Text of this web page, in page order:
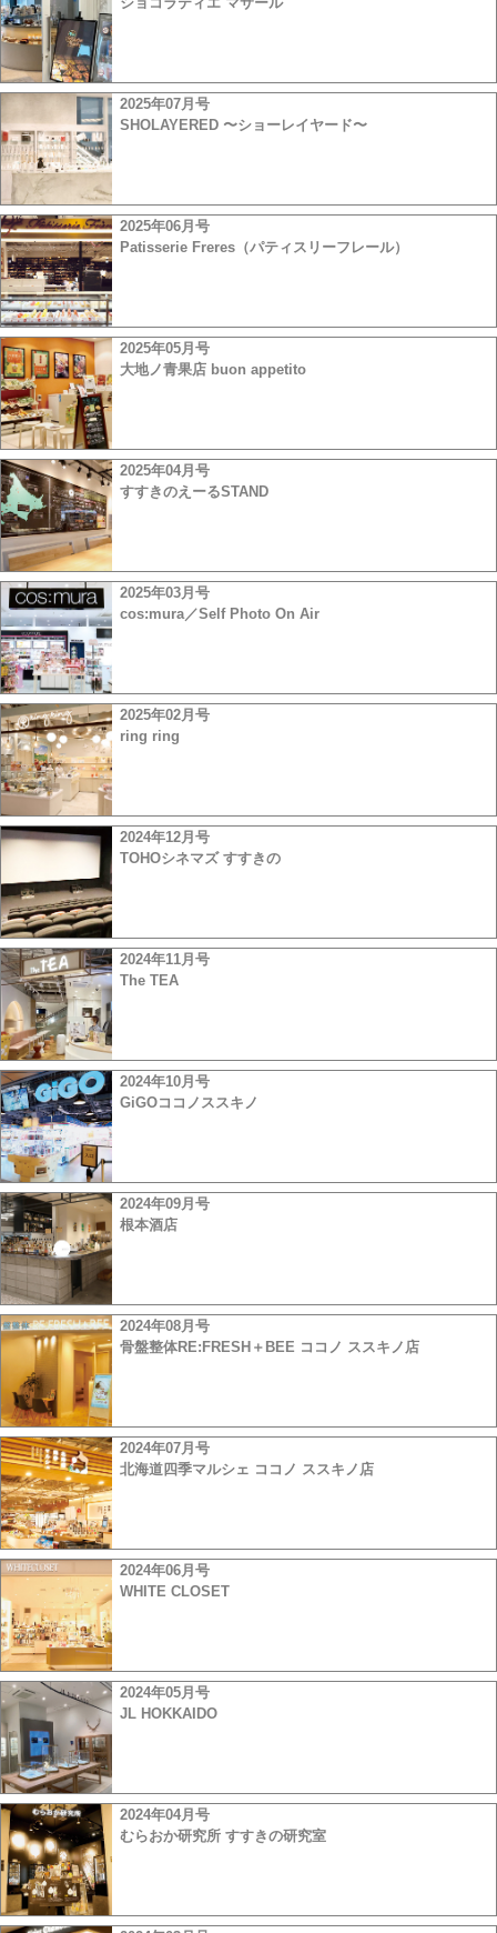
2025年07月号
SHOLAYERED 〜ショーレイヤード〜
2025年06月号
Patisserie Freres（パティスリーフレール）
2025年05月号
大地ノ青果店 buon appetito
2025年04月号
すすきのえーるSTAND
2025年03月号
cos:mura／Self Photo On Air
2025年02月号
ring ring
2024年12月号
TOHOシネマズ すすきの
2024年11月号
The TEA
2024年10月号
GiGOココノススキノ
2024年09月号
根本酒店
2024年08月号
骨盤整体RE:FRESH＋BEE ココノ ススキノ店
2024年07月号
北海道四季マルシェ ココノ ススキノ店
2024年06月号
WHITE CLOSET
2024年05月号
JL HOKKAIDO
2024年04月号
むらおか研究所 すすきの研究室